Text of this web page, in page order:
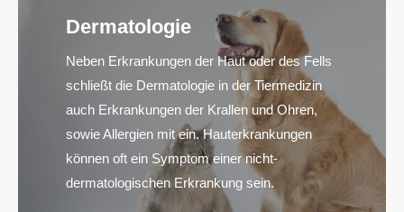
Dermatologie
Neben Erkrankungen der Haut oder des Fells
schließt die Dermatologie in der Tiermedizin
auch Erkrankungen der Krallen und Ohren,
sowie Allergien mit ein. Hauterkrankungen
können oft ein Symptom einer nicht-
dermatologischen Erkrankung sein.